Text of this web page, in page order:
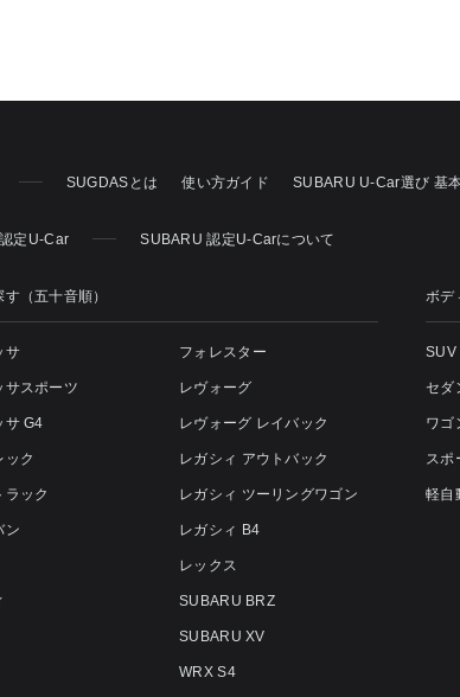
SUGDASとは 使い方ガイド SUBARU U-Car選び 基
定U-Car SUBARU 認定U-Carについて
（五十音順）
サ
サスポーツ
サ G4
ック
ラック
ン
フォレスター
レヴォーグ
レヴォーグ レイバック
レガシィ アウトバック
レガシィ ツーリングワゴン
レガシィ B4
レックス
SUBARU BRZ
SUBARU XV
WRX S4
ボデ
SUV
セダ
ワゴ
スポ
軽自